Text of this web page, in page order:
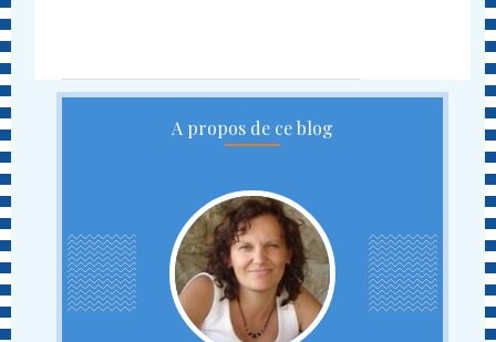
A propos de ce blog